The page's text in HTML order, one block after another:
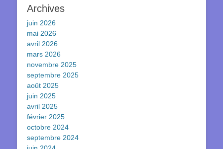
Archives
juin 2026
mai 2026
avril 2026
mars 2026
novembre 2025
septembre 2025
août 2025
juin 2025
avril 2025
février 2025
octobre 2024
septembre 2024